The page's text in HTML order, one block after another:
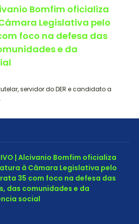
Bomfim oficializa
Legislativa pelo
foco na defesa das
e da
servidor do DER e candidato a
| Alcivanio Bomfim oficializa
à Câmara Legislativa pelo
35 com foco na defesa das
das comunidades e da
social